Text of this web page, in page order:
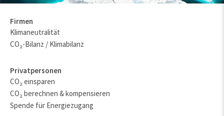
Firmen
Klimaneutralität
CO₂-Bilanz / Klimabilanz
Privatpersonen
CO₂ einsparen
CO₂ berechnen & kompensieren
Spende für Energiezugang